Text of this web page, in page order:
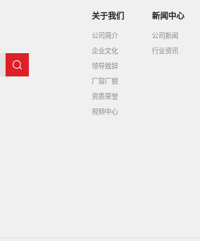
关于我们
公司简介
企业文化
领导致辞
厂容厂貌
资质荣誉
视频中心
新闻中心
公司新闻
行业资讯